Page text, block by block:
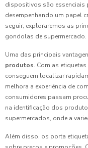
dispositivos são essenciais
desempenhando um papel
seguir, exploraremos as
gondolas de supermercado.
Uma das principais
produtos. Com as
conseguem localizar
melhora a experiência de
consumidores passam
na identificação dos
supermercados, onde a
Além disso, os porta